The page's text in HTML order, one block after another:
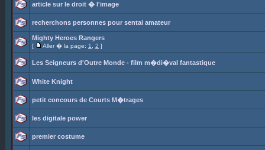
article sur le droit � l'image
recherchons personnes pour sentai amateur
Mighty Heroes Rangers
[ Aller � la page: 1 2 ]
Les Seigneurs d'Outre Monde - film m�di�val fantastique
White Knight
petit concours de Courts M�trages
les digitale power
premier costume